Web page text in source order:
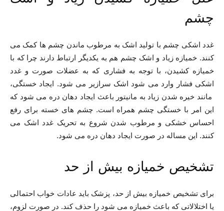
چشم
غدد اشکی چشم با تولید اشک به مرطوب ماندن چشم ها کمک می
کنند. خمیازه زیاد و اشک چشم هم به یکدیگر ارتباط دارند چرا که با
خمیازه کشیدن، با توجه به فشاری که به عضلات صورت و غدد
اشکی فشار وارد می شود اشک سرازیر می شود. ایجاد خستگی،
مانند خیره شدن زیاد به مانیتور باعث ایجاد دهان دره می شود که
این امر با خستگی چشم همراه است. چشم های خسته برای رفع
احساس خشکی و مرطوب شدن شروع به تحریک غدد اشک می
کنند. این مساله در صورت ایجاد دهان دره می شود.
تشخیص خمیازه بیش از حد
برای تشخیص خمیازه بیش از حد، پزشک باید عادات خواب احتمالی
یا اختلالاتی که باعث خمیازه می شود را حذف کند. در صورت لزوم،